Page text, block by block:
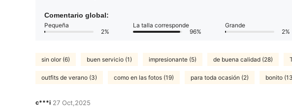
Comentario global:
Pequeña
2%
La talla corresponde
96%
Grande
2%
sin olor (6) buen servicio (1) impresionante (5) de buena calidad (28)
outfits de verano (3) como en las fotos (19) para toda ocasión (2) bonito
c***i 27 Oct,2025